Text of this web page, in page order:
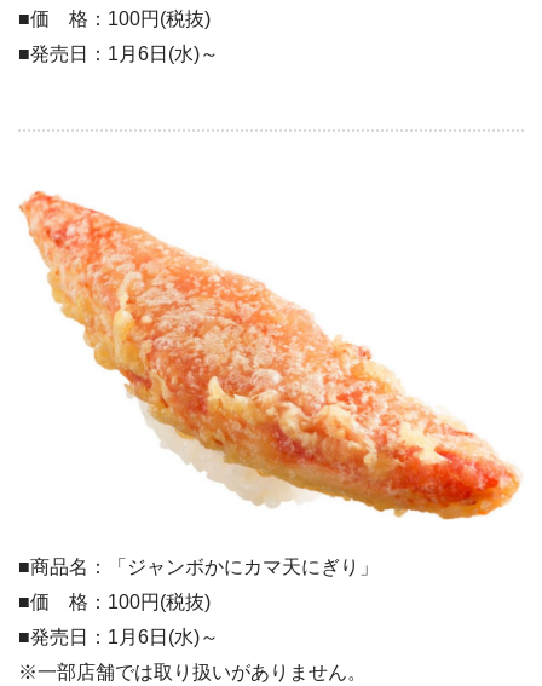
■価 格：100円(税抜)
■発売日：1月6日(水)～
■商品名：「ジャンボかにカマ天にぎり」
■価 格：100円(税抜)
■発売日：1月6日(水)～
※一部店舗では取り扱いがありません。